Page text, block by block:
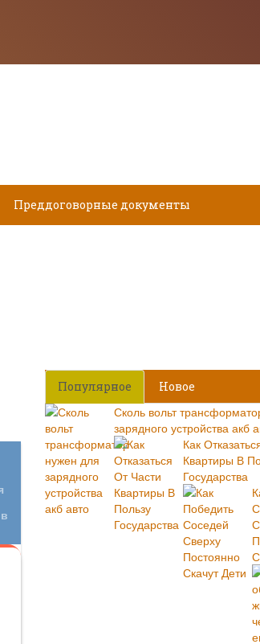
Преддоговорные документы
Популярное Новое
Сколь вольт
зарядного устройства акб
Как
Квартиры В
Государства